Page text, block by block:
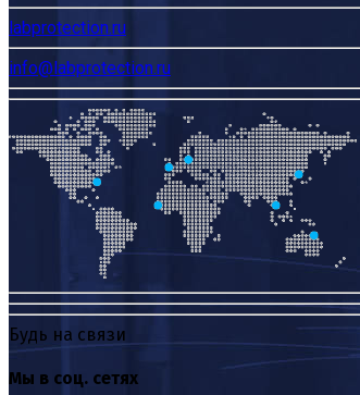
labprotection.ru
info@labprotection.ru
Будь на связи
Мы в соц. сетях